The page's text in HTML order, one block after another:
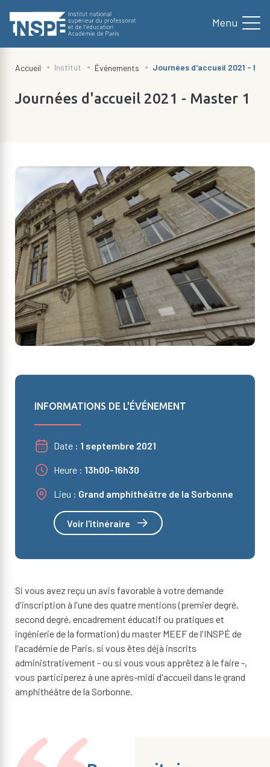
contenu
principal
d'Ariane
Accueil Institut Événements Journées d'accueil 2021 -
Journées d'accueil 2021 - Master 1
INFORMATIONS DE L'ÉVÉNEMENT
Date 1 septembre 2021
Heure 13h00-16h30
Lieu Grand amphithéâtre de la Sorbonne
Voir l'itinéraire
Si vous avez reçu un avis favorable à votre demande
d'inscription à l'une des quatre mentions (premier degré,
second degré, encadrement éducatif ou pratiques et
ingénierie de la formation) du master MEEF de l'INSPÉ de
l'académie de Paris, si vous êtes déjà inscrits
administrativement - ou si vous vous apprêtez à le faire -,
vous participerez à une après-midi d'accueil dans le grand
amphithéâtre de la Sorbonne.